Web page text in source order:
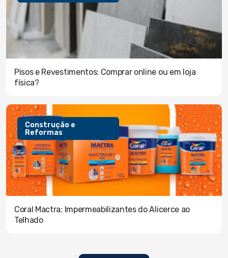
Pisos e Revestimentos: Comprar online ou em loja
física?
Construção e
Reformas
Coral Mactra: Impermeabilizantes do Alicerce ao
Telhado